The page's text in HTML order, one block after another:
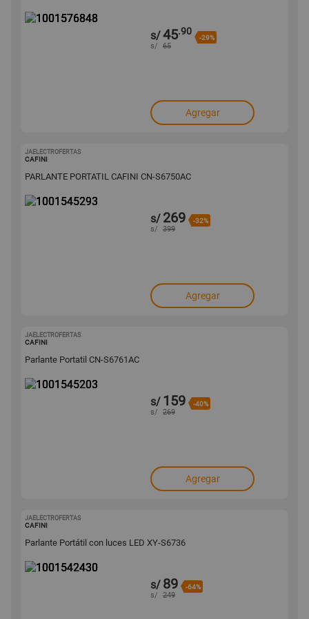
s/45.90
-29%
s/ 65
Agregar
JAELECTROFERTAS
CAFINI
PARLANTE PORTATIL CAFINI CN-S6750AC
s/ 269 -32%
s/ 399
Agregar
JAELECTROFERTAS
CAFINI
Parlante Portatil CN-S6761AC
s/ 159 -40%
s/ 269
Agregar
JAELECTROFERTAS
CAFINI
Parlante Portátil con luces LED XY-S6736
s/ 89 -64%
s/ 249